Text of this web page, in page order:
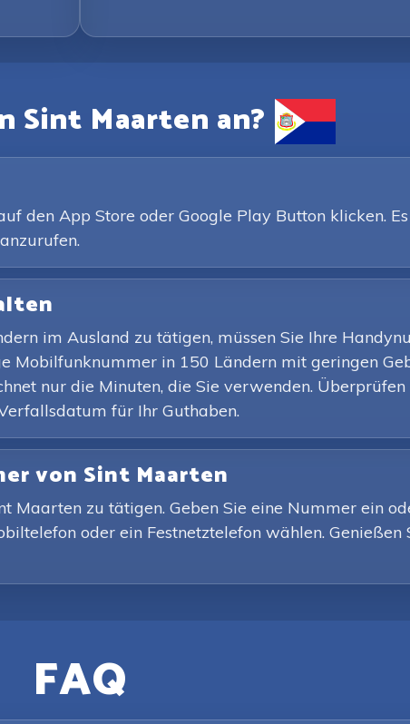
Sint Maarten an?
den App Store oder Google Play Button klicken.
im Ausland zu tätigen, müssen Sie Ihre
Mobilfunknummer in 150 Ländern mit geringen
nur die Minuten, die Sie verwenden.
für Ihr Guthaben.
von Sint Maarten
zu tätigen. Geben Sie eine Nummer ein
oder ein Festnetztelefon wählen.
FAQ